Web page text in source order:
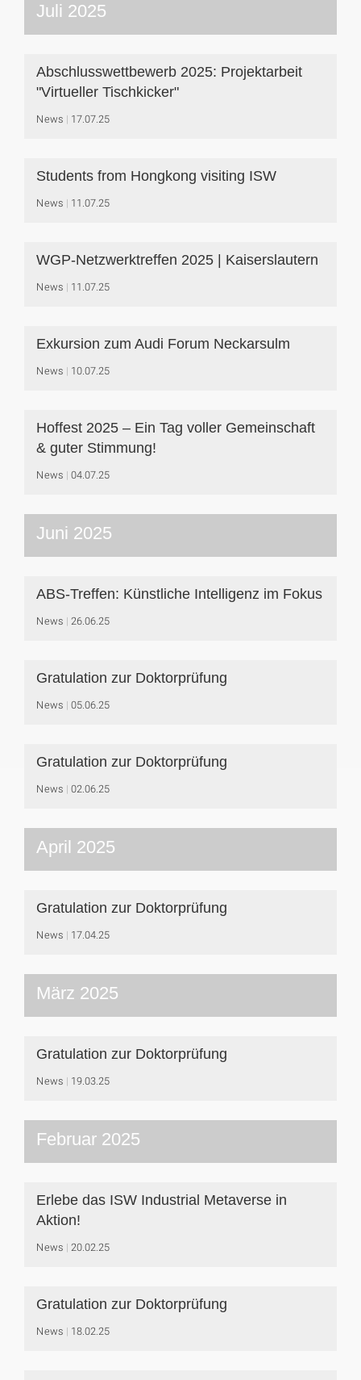
Juli 2025
Abschlusswettbewerb 2025: Projektarbeit
"Virtueller Tischkicker"
News 17.07.25
Students from Hongkong visiting ISW
News 11.07.25
WGP-Netzwerktreffen 2025 | Kaiserslautern
News 11.07.25
Exkursion zum Audi Forum Neckarsulm
News 10.07.25
Hoffest 2025 – Ein Tag voller Gemeinschaft
& guter Stimmung!
News 04.07.25
Juni 2025
ABS-Treffen: Künstliche Intelligenz im Fokus
News 26.06.25
Gratulation zur Doktorprüfung
News 05.06.25
Gratulation zur Doktorprüfung
News 02.06.25
April 2025
Gratulation zur Doktorprüfung
News 17.04.25
März 2025
Gratulation zur Doktorprüfung
News 19.03.25
Februar 2025
Erlebe das ISW Industrial Metaverse in
Aktion!
News 20.02.25
Gratulation zur Doktorprüfung
News 18.02.25